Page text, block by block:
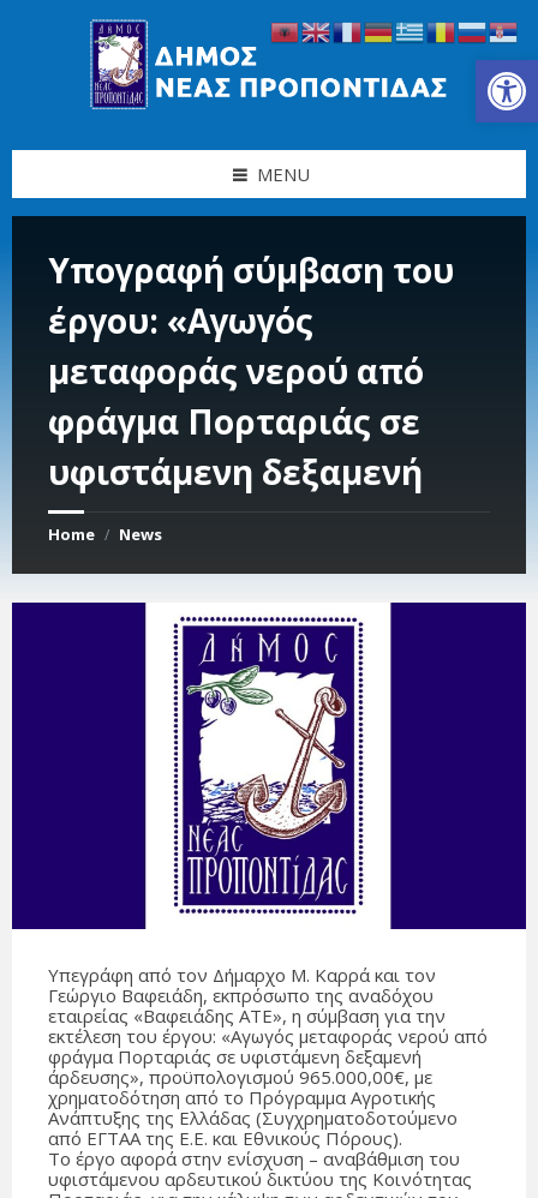
Ανοίξτε τη γραμμή εργαλείων
MENU
Υπογραφή σύμβαση του
έργου: «Αγωγός
μεταφοράς νερού από
φράγμα Πορταριάς σε
υφιστάμενη δεξαμενή
Home / News
Υπεγράφη από τον Δήμαρχο Μ. Καρρά και τον
Γεώργιο Βαφειάδη, εκπρόσωπο της αναδόχου
εταιρείας «Βαφειάδης ΑΤΕ», η σύμβαση για την
εκτέλεση του έργου: «Αγωγός μεταφοράς νερού από
φράγμα Πορταριάς σε υφιστάμενη δεξαμενή
άρδευσης», προϋπολογισμού 965.000,00€, με
χρηματοδότηση από το Πρόγραμμα Αγροτικής
Ανάπτυξης της Ελλάδας (Συγχρηματοδοτούμενο
από ΕΓΤΑΑ της Ε.Ε. και Εθνικούς Πόρους).
Το έργο αφορά στην ενίσχυση – αναβάθμιση του
υφιστάμενου αρδευτικού δικτύου της Κοινότητας